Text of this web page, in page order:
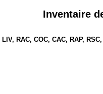
Inventaire
LIV, RAC, COC, CAC, RAP,